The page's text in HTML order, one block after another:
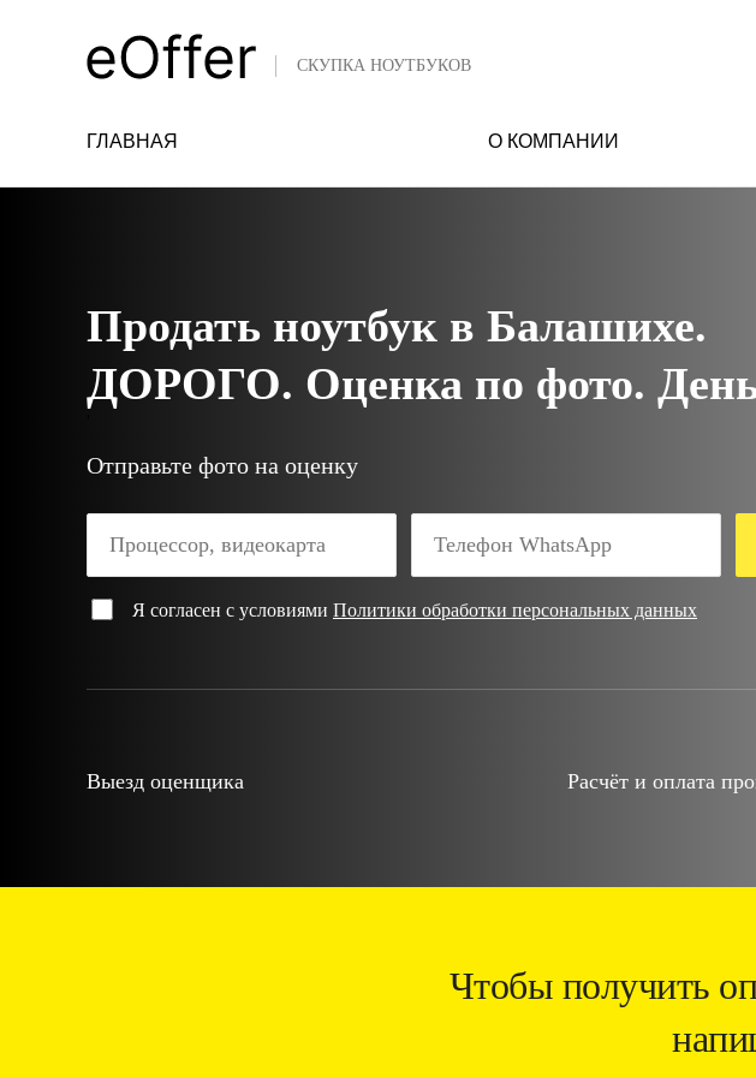
СКУПКА НОУТБУКОВ
ГЛАВНАЯ О КОМПАНИИ
Продать ноутбук в Балашихе.
ДОРОГО. Оценка по фото.
Отправьте фото на оценку
Я согласен с условиями Политики обработки персональных данных
Выезд оценщика Расчёт и оплата
Чтобы получить